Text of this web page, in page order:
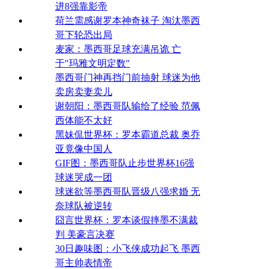
进8强靠影帝
荷兰需感谢罗本神奇袜子 淘汰墨西
哥下轮恐出局
麦家：墨西哥足球充满吊诡 亡
于"玛雅文明定数"
墨西哥门神再挡门前抽射 球迷为他
卖房卖妻卖儿
谢朝阳：墨西哥队输给了经验 范佩
西体能不太好
黑妹侃世界杯：罗本霸道总裁 奥乔
亚竟像中国人
GIF图：墨西哥队止步世界杯16强
球迷哭成一团
球迷欲等墨西哥队晋级八强求婚 无
奈球队被逆转
囧言世界杯：罗本谈假摔墨不满裁
判 美豪言决赛
30日趣味图：小飞侠成功起飞 墨西
哥主帅表情帝